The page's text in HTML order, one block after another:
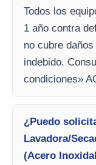
Todos los
1 año contra
no cubre
indebido.
condiciones»
¿Puedo
Lavadora/
(Acero